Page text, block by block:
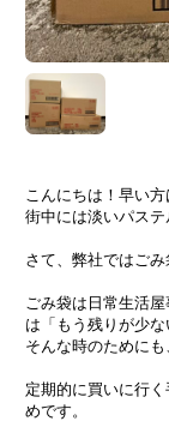
こんにちは！早い
街中には淡いパステ
さて、弊社ではごみ
ごみ袋は日常生活
は「もう残りが少
そんな時のために
定期的に買いに行
めです。